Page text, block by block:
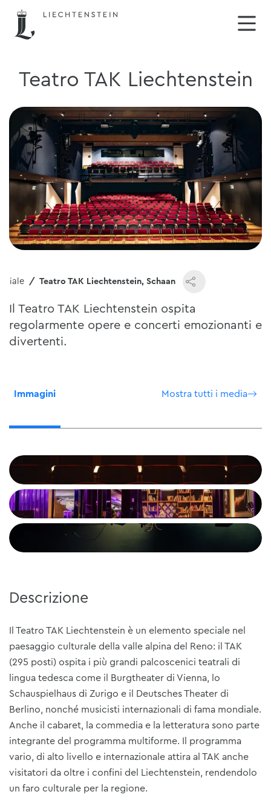
Teatro TAK Liechtenstein
Teatro TAK Liechtenstein, Schaan
Il Teatro TAK Liechtenstein ospita
regolarmente opere e concerti emozionanti e
divertenti.
Immagini Mostra tutti i media
Descrizione
Il Teatro TAK Liechtenstein è un elemento speciale nel
paesaggio culturale della valle alpina del Reno: il TAK
(295 posti) ospita i più grandi palcoscenici teatrali di
lingua tedesca come il Burgtheater di Vienna, lo
Schauspielhaus di Zurigo e il Deutsches Theater di
Berlino, nonché musicisti internazionali di fama mondiale.
Anche il cabaret, la commedia e la letteratura sono parte
integrante del programma multiforme. Il programma
vario, di alto livello e internazionale attira al TAK anche
visitatori da oltre i confini del Liechtenstein, rendendolo
un faro culturale per la regione.